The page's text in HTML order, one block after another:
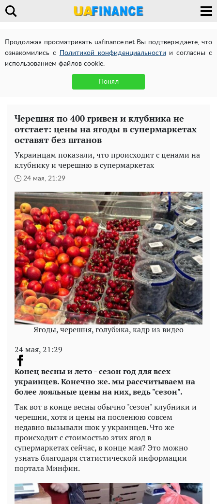
Продолжая просматривать uafinance.net Вы подтверждаете, что
ознакомились с
Политикой конфиденциальности и согласны с
использованием файлов cookie.
Понял
Черешня по 400 гривен и клубника не
отстает: цены на ягоды в супермаркетах
оставят без штанов
Украинцам показали, что происходит с ценами на
клубнику и черешню в супермаркетах
24 мая, 21:29
Ягоды, черешня, голубика, кадр из видео
24 мая, 21:29
Конец весны и лето - сезон год для всех
украинцев. Конечно же. мы рассчитываем на
более лояльные цены на них, ведь "сезон".
Так вот в конце весны обычно "сезон" клубники и
черешни, хотя и цены на посленюю совсем
недавно вызывали шок у украинцев. Что же
происходит с стоимостью этих ягод в
супермаркетах сейчас, в конце мая? Это можно
узнать благодаря статистической информации
портала Минфин.